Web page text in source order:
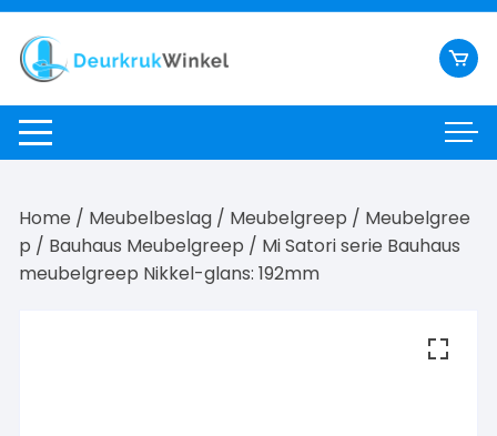
Ga
naar
inhoud
Home / Meubelbeslag / Meubelgreep / Meubelgree
p / Bauhaus Meubelgreep / Mi Satori serie Bauhaus
meubelgreep Nikkel-glans: 192mm